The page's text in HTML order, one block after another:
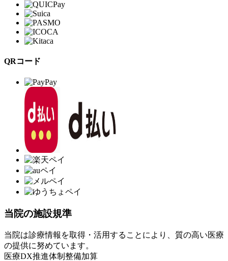
QRコード
当院の施設規準
当院は診療情報を取得・活用することにより、質の高い医療
の提供に努めています。
医療DX推進体制整備加算